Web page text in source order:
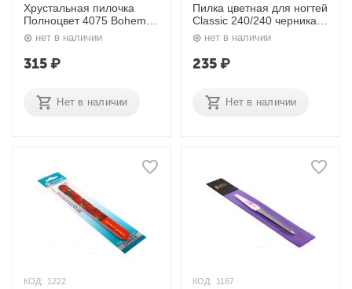
Хрустальная пилочка
Полноцвет 4075 Bohemia
Professional
нет в наличии
315₽
Нет в наличии
Пилка цветная для ногтей
Classic 240/240 черника
SNS-06 Zinger
нет в наличии
235₽
Нет в наличии
КОД: 1222 КОД: 1167